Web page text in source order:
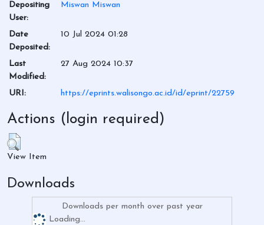
Depositing
User:
Miswan Miswan
Date
Deposited:
10 Jul 2024 01:28
Last
Modified:
27 Aug 2024 10:37
URI: https://eprints.walisongo.ac.id/id/eprint/22759
Actions (login required)
View Item
Downloads
Downloads per month over past year
Loading...